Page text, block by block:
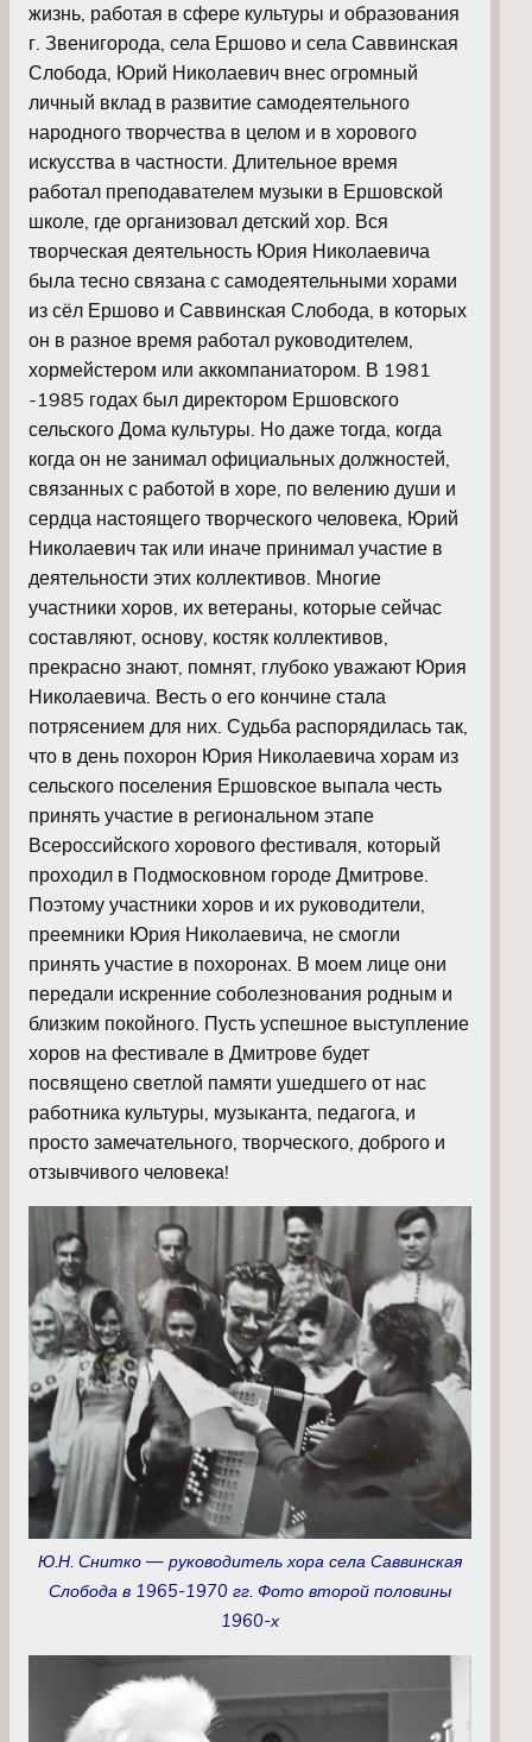
жизнь, работая в сфере культуры и образования
г. Звенигорода, села Ершово и села Саввинская
Слобода, Юрий Николаевич внес огромный
личный вклад в развитие самодеятельного
народного творчества в целом и в хорового
искусства в частности. Длительное время
работал преподавателем музыки в Ершовской
школе, где организовал детский хор. Вся
творческая деятельность Юрия Николаевича
была тесно связана с самодеятельными хорами
из сёл Ершово и Саввинская Слобода, в которых
он в разное время работал руководителем,
хормейстером или аккомпаниатором. В 1981
-1985 годах был директором Ершовского
сельского Дома культуры. Но даже тогда, когда
когда он не занимал официальных должностей,
связанных с работой в хоре, по велению души и
сердца настоящего творческого человека, Юрий
Николаевич так или иначе принимал участие в
деятельности этих коллективов. Многие
участники хоров, их ветераны, которые сейчас
составляют, основу, костяк коллективов,
прекрасно знают, помнят, глубоко уважают Юрия
Николаевича. Весть о его кончине стала
потрясением для них. Судьба распорядилась так,
что в день похорон Юрия Николаевича хорам из
сельского поселения Ершовское выпала честь
принять участие в региональном этапе
Всероссийского хорового фестиваля, который
проходил в Подмосковном городе Дмитрове.
Поэтому участники хоров и их руководители,
преемники Юрия Николаевича, не смогли
принять участие в похоронах. В моем лице они
передали искренние соболезнования родным и
близким покойного. Пусть успешное выступление
хоров на фестивале в Дмитрове будет
посвящено светлой памяти ушедшего от нас
работника культуры, музыканта, педагога, и
просто замечательного, творческого, доброго и
отзывчивого человека!
Ю.Н. Снитко — руководитель хора села Саввинская
Слобода в 1965-1970 гг. Фото второй половины
1960-х